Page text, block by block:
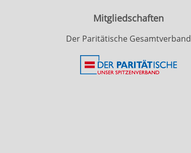
Mitgliedschaften
Der Paritätische Gesamtverband